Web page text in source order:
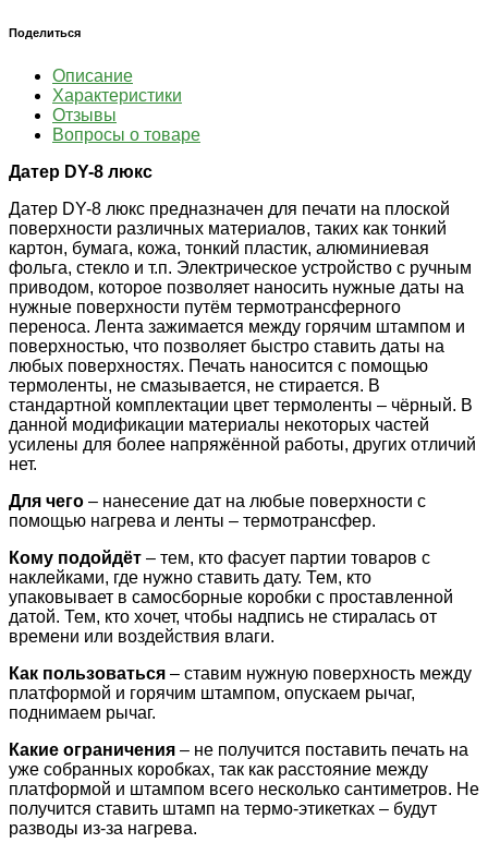
Поделиться
Описание
Характеристики
Отзывы
Вопросы о товаре
Датер DY-8 люкс
Датер DY-8 люкс предназначен для печати на плоской
поверхности различных материалов, таких как тонкий
картон, бумага, кожа, тонкий пластик, алюминиевая
фольга, стекло и т.п. Электрическое устройство с ручным
приводом, которое позволяет наносить нужные даты на
нужные поверхности путём термотрансферного
переноса. Лента зажимается между горячим штампом и
поверхностью, что позволяет быстро ставить даты на
любых поверхностях. Печать наносится с помощью
термоленты, не смазывается, не стирается. В
стандартной комплектации цвет термоленты – чёрный. В
данной модификации материалы некоторых частей
усилены для более напряжённой работы, других отличий
нет.
Для чего – нанесение дат на любые поверхности с
помощью нагрева и ленты – термотрансфер.
Кому подойдёт – тем, кто фасует партии товаров с
наклейками, где нужно ставить дату. Тем, кто
упаковывает в самосборные коробки с проставленной
датой. Тем, кто хочет, чтобы надпись не стиралась от
времени или воздействия влаги.
Как пользоваться – ставим нужную поверхность между
платформой и горячим штампом, опускаем рычаг,
поднимаем рычаг.
Какие ограничения – не получится поставить печать на
уже собранных коробках, так как расстояние между
платформой и штампом всего несколько сантиметров. Не
получится ставить штамп на термо-этикетках – будут
разводы из-за нагрева.